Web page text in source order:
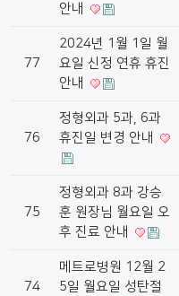
안내
77
2024년 1월 1일 월
요일 신정 연휴 휴진
안내
76
정형외과 5과, 6과
휴진일 변경 안내
75
정형외과 8과 강승
훈 원장님 월요일 오
후 진료 안내
74
메트로병원 12월 2
5일 월요일 성탄절